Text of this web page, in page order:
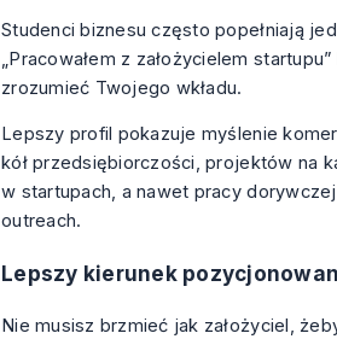
Studenci biznesu często popełniają
„Pracowałem z założycielem
zrozumieć Twojego wkładu.
Lepszy profil pokazuje myślenie
kół przedsiębiorczości, projektów na
w startupach, a nawet pracy
outreach.
Lepszy kierunek
Nie musisz brzmieć jak założyciel,